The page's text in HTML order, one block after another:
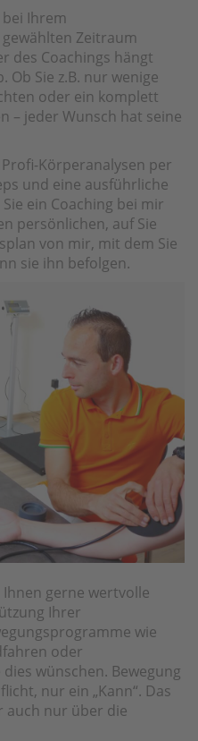
Ihrem
Zeitraum
des Coachings hängt
Ob Sie z.B. nur wenige
oder ein komplett
– jeder Wunsch hat seine
Körperanalysen per
und eine ausführliche
ein Coaching bei mir
persönlichen, auf Sie
von mir, mit dem Sie
sie ihn befolgen.
gerne wertvolle
Ihrer
wie
oder
wünschen. Bewegung
nur ein „Kann“. Das
auch nur über die